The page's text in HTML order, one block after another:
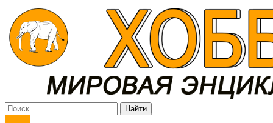
Мировая энциклопедия хобби